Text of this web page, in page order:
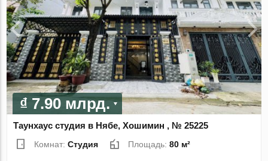
₫ 7.90 млрд.
Таунхаус студия в Нябе, Хошимин , № 25225
Комнат:Студия Площадь:80 м²